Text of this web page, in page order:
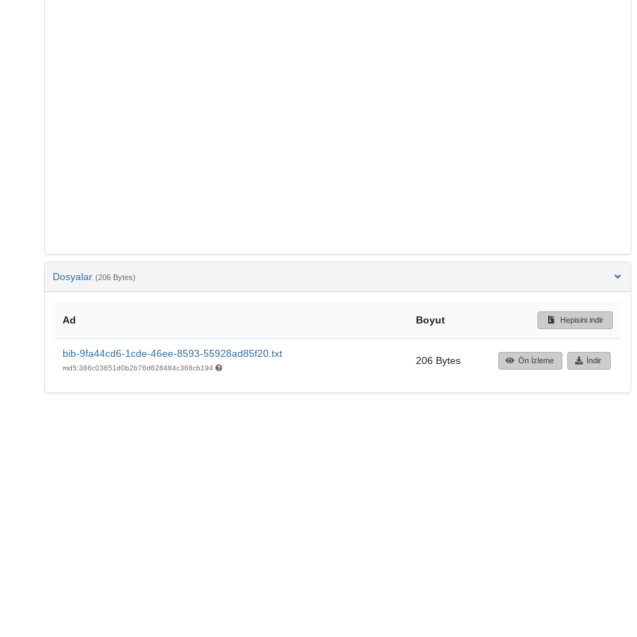
Dosyalar (206 Bytes)
Ad Boyut Hepisini indir
bib-9fa44cd6-1cde-46ee-8593-55928ad85f20.txt
md5:386c03651d0b2b76d628484c368cb194
206 Bytes Ön İzleme İndir